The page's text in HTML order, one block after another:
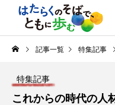
記事一覧 特集記事
特集記事
これからの時代の人